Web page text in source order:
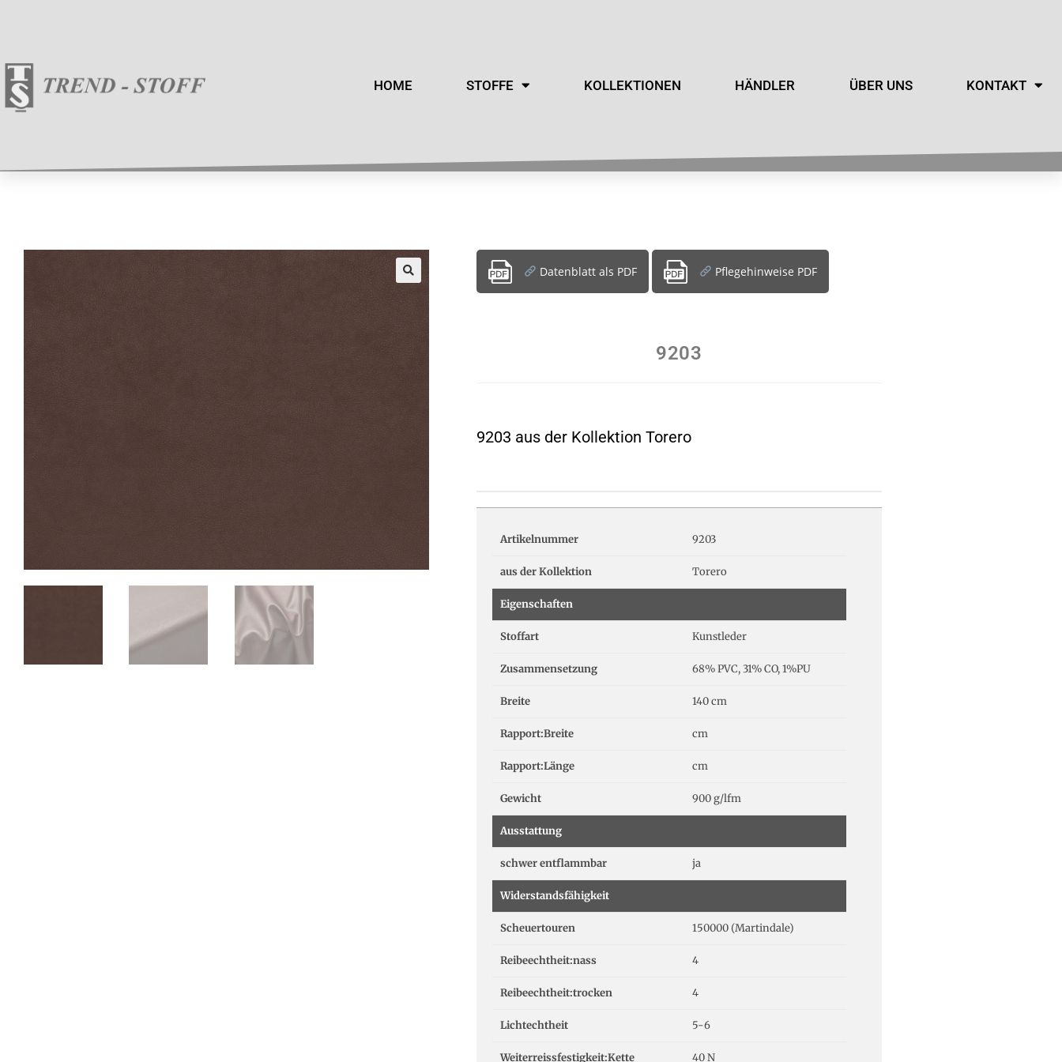
HOME STOFFE KOLLEKTIONEN HÄNDLER ÜBER UNS KONTAKT
Datenblatt als PDF Pflegehinweise PDF
9203
9203 aus der Kollektion Torero
Artikelnummer 9203
aus der Kollektion Torero
Eigenschaften
Stoffart Kunstleder
Zusammensetzung 68% PVC, 31% CO, 1%PU
Breite 140 cm
Rapport:Breite cm
Rapport:Länge cm
Gewicht 900 g/lfm
Ausstattung
schwer entflammbar ja
Widerstandsfähigkeit
Scheuertouren 150000 (Martindale)
Reibeechtheit:nass 4
Reibeechtheit:trocken 4
Lichtechtheit 5-6
Weiterreissfestigkeit:Kette 40 N